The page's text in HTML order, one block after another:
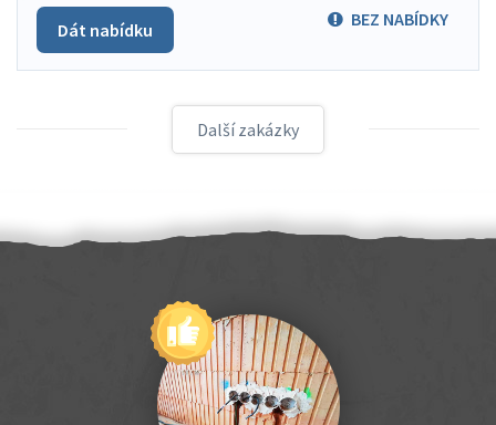
BEZ NABÍDKY
Dát nabídku
Další zakázky